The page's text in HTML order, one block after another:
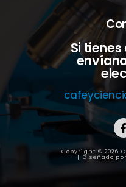
Si
Copyright © 2026
| Diseñado